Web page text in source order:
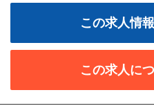
この求人情
この求人に